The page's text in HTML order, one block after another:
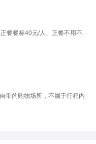
餐餐标40元/人、正餐不用不
带的购物场所，不属于行程内